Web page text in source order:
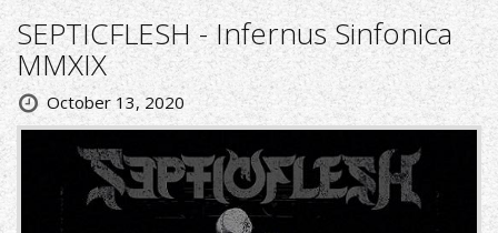
SEPTICFLESH - Infernus Sinfonica
MMXIX
October 13, 2020